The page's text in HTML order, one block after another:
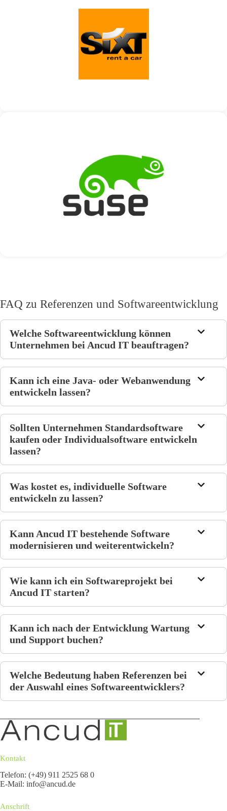
FAQ zu Referenzen und Softwareentwicklung
Welche Softwareentwicklung können
Unternehmen bei Ancud IT beauftragen?
Kann ich eine Java- oder Webanwendung
entwickeln lassen?
Sollten Unternehmen Standardsoftware
kaufen oder Individualsoftware entwickeln
lassen?
Was kostet es, individuelle Software
entwickeln zu lassen?
Kann Ancud IT bestehende Software
modernisieren und weiterentwickeln?
Wie kann ich ein Softwareprojekt bei
Ancud IT starten?
Kann ich nach der Entwicklung Wartung
und Support buchen?
Welche Bedeutung haben Referenzen bei
der Auswahl eines Softwareentwicklers?
Kontakt
Telefon: (+49) 911 2525 68 0
E-Mail: info@ancud.de
Anschrift